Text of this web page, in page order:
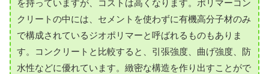
を持っていますが、コストは高くなります。ポリマーコン
クリートの中には、セメントを使わずに有機高分子材のみ
で構成されているジオポリマーと呼ばれるものもありま
す。コンクリートと比較すると、引張強度、曲げ強度、防
水性などに優れています。緻密な構造を作り出すことがで